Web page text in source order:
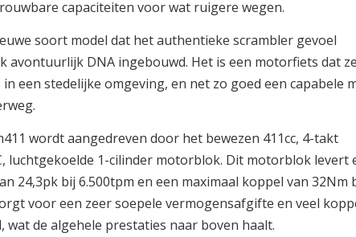
capaciteiten voor wat ruigere wegen.
soort model dat het authentieke scrambler gevoel
avontuurlijk DNA ingebouwd. Het is een motorfiets dat
een stedelijke omgeving, en net zo goed een
wordt aangedreven door het bewezen 411cc, 4-takt
luchtgekoelde 1-cilinder motorblok. Dit motorblok levert
24,3pk bij 6.500tpm en een maximaal koppel van 32Nm
voor een zeer soepele vermogensafgifte en veel
wat de algehele prestaties naar boven haalt.